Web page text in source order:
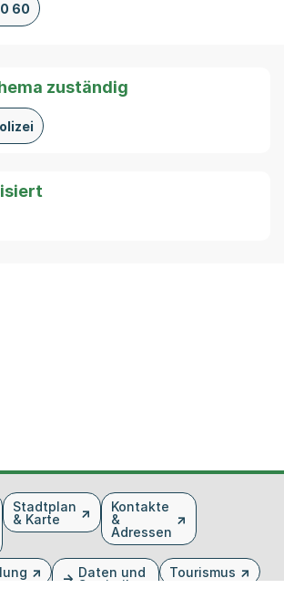
60
zuständig
Stadtplan
& Karte
Kontakte
&
Adressen
Daten und
Statistiken
Tourismus